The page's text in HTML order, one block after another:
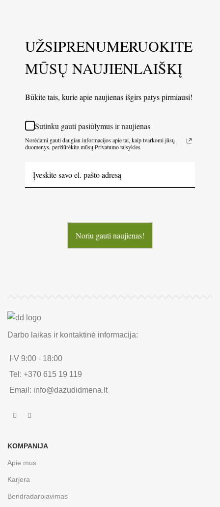
UŽSIPRENUMERUOKITE
MŪSŲ NAUJIENLAIŠKĮ
Būkite tais, kurie apie naujienas išgirs patys pirmiausi!
Sutinku gauti pasiūlymus ir naujienas
Norėdami gauti daugiau informacijos apie tai, kaip tvarkomi jūsų
duomenys, peržiūrėkite mūsų Privatumo taisykles
Noriu gauti naujienas!
Darbo laikas ir kontaktinė informacija:
I-V 9:00 - 18:00
Tel: +370 615 19 119
Email: info@dazudidmena.lt
KOMPANIJA
Apie mus
Karjera
Bendradarbiavimas